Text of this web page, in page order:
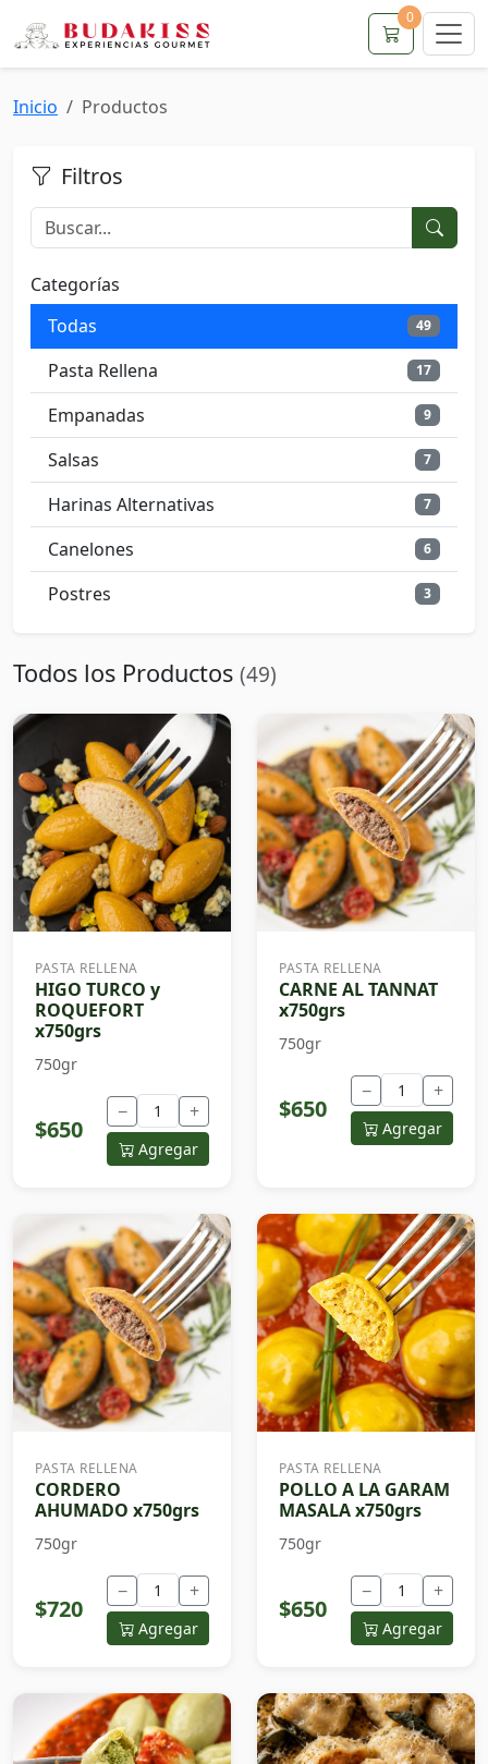
0
Inicio Productos
Filtros
Categorías
Todas
49
Pasta Rellena 17
Empanadas 9
Salsas 7
Harinas Alternativas 7
Canelones 6
Postres 3
Todos los Productos (49)
PASTA RELLENA
HIGO TURCO y
ROQUEFORT
x750grs
750gr
$650
− +
Agregar
PASTA RELLENA
CARNE AL TANNAT
x750grs
750gr
$650
− +
Agregar
PASTA RELLENA
CORDERO
AHUMADO x750grs
750gr
$720
− +
Agregar
PASTA RELLENA
POLLO A LA GARAM
MASALA x750grs
750gr
$650
− +
Agregar